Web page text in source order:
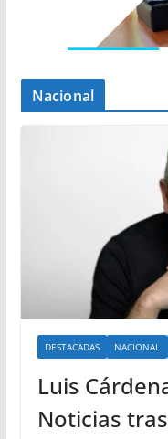
Nacional
DESTACADAS NACIONAL
Luis
Noticias